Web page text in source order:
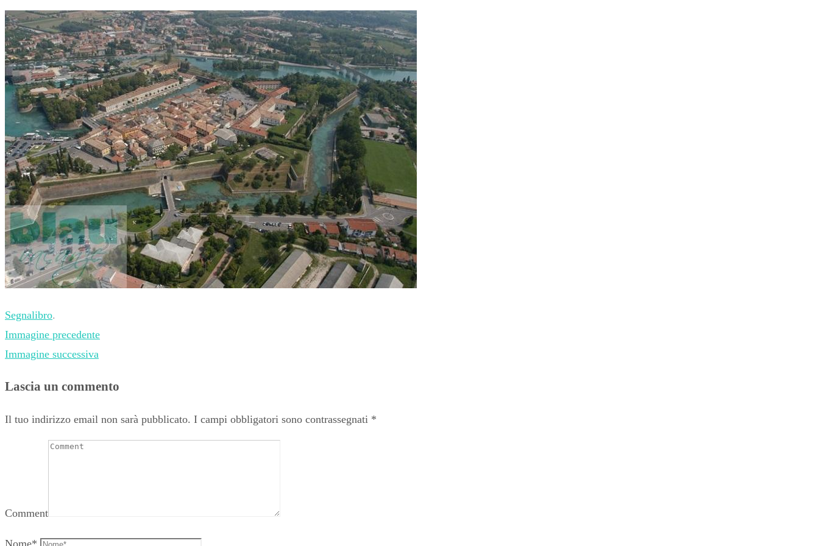
Segnalibro.
Immagine precedente
Immagine successiva
Lascia un commento
Il tuo indirizzo email non sarà pubblicato. I campi obbligatori sono contrassegnati *
Comment
Nome*